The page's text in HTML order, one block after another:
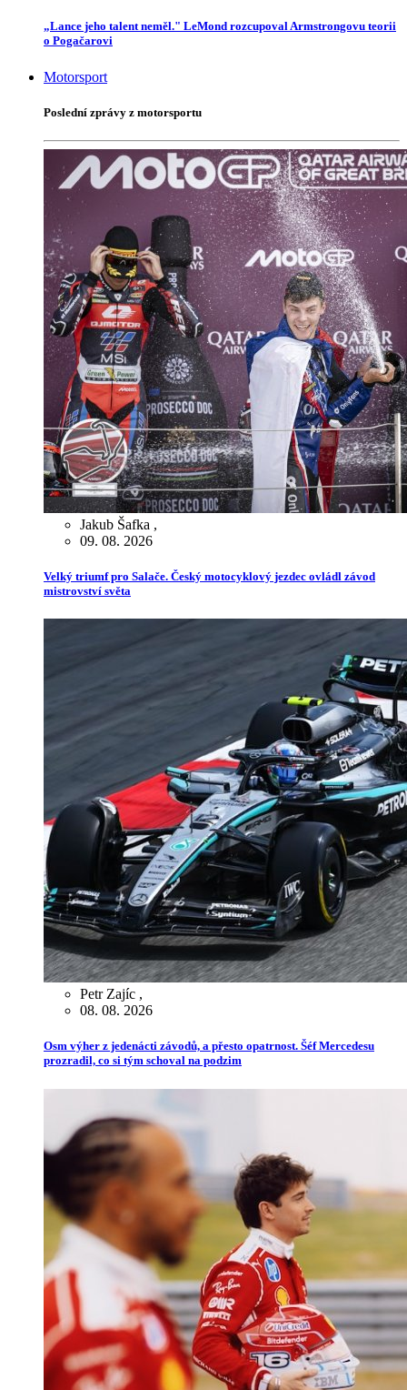
„Lance jeho talent neměl." LeMond rozcupoval Armstrongovu teorii
o Pogačarovi
Motorsport
Poslední zprávy z motorsportu
Jakub Šafka ,
09. 08. 2026
Velký triumf pro Salače. Český motocyklový jezdec ovládl závod
mistrovství světa
Petr Zajíc ,
08. 08. 2026
Osm výher z jedenácti závodů, a přesto opatrnost. Šéf Mercedesu
prozradil, co si tým schoval na podzim